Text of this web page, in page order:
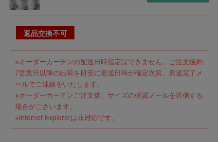
返品交換不可
※オーダーカーテンの配送日時指定はできません。ご注文後約
7営業日以降の出荷を目安に発送日時が確定次第、発送完了メ
ールでご連絡をいたします。
※オーダーカーテンご注文後、サイズの確認メールを送信する
場合がございます。
※Internet Explorerは非対応です。